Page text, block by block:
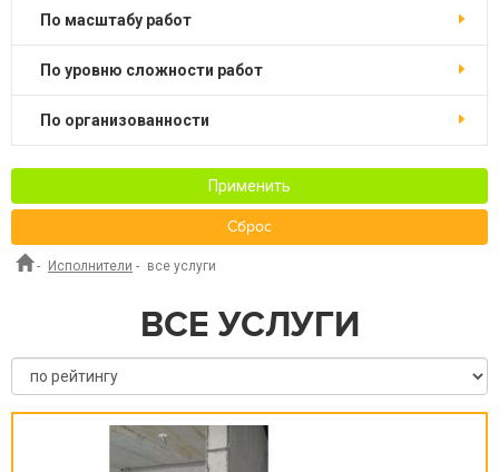
по масштабу работ
по уровню сложности работ
по организованности
Применить
Сброс
- Исполнители - все услуги
ВСЕ УСЛУГИ